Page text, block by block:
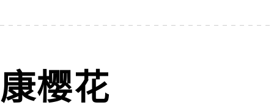
康樱花